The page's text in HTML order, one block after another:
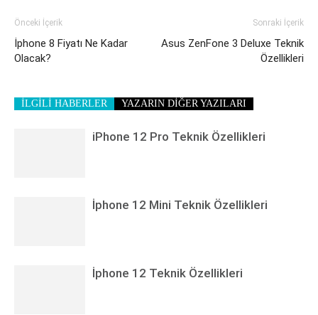
Önceki İçerik
İphone 8 Fiyatı Ne Kadar
Olacak?
Sonraki İçerik
Asus ZenFone 3 Deluxe Teknik
Özellikleri
İLGİLİ HABERLER YAZARIN DİĞER YAZILARI
iPhone 12 Pro Teknik Özellikleri
İphone 12 Mini Teknik Özellikleri
İphone 12 Teknik Özellikleri